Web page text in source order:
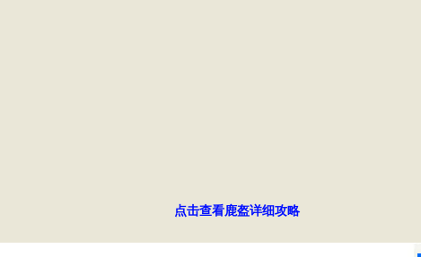
点击查看鹿盔详细攻略